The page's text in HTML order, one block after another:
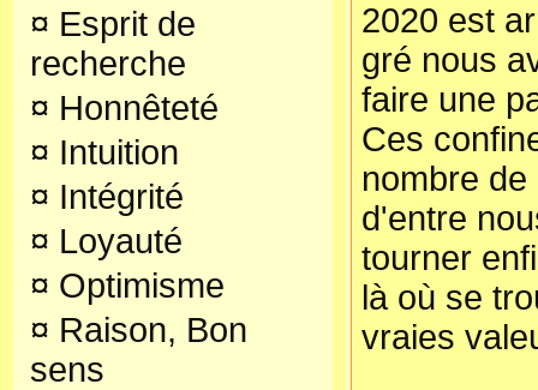
¤ Esprit de
recherche
¤ Honnêteté
¤ Intuition
¤ Intégrité
¤ Loyauté
¤ Optimisme
¤ Raison, Bon
sens
2020 est
gré nous
faire une
Ces
nombre
d'entre
tourner
là où se
vraies